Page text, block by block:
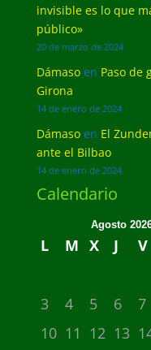
invisible es lo que
público»
20 de marzo de 2024
Dámasoen Paso de
Girona
14 de enero de 2024
Dámasoen El
ante el Bilbao
14 de enero de 2024
Calendario
Agosto
L M X J V
3
4 5 6 7
10 11 12 13